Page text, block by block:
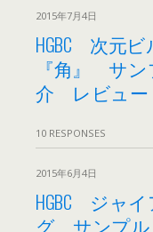
2015年7月4日
HGBC 次元
『角』 サ
介 レビュー
10 RESPONSES
2015年6月4日
HGBC ジャ
グ サンプ